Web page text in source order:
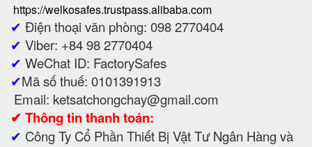
https://welkosafes.trustpass.alibaba.com
✔ Điện thoại văn phòng: 098 2770404
✔ Viber: +84 98 2770404
✔ WeChat ID: FactorySafes
✔Mã số thuế: 0101391913
Email: ketsatchongchay@gmail.com
✔ Thông tin thanh toán:
✔ Công Ty Cổ Phần Thiết Bị Vật Tư Ngân Hàng và